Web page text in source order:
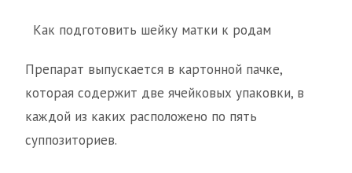
Как подготовить шейку матки к родам
Препарат выпускается в картонной пачке,
которая содержит две ячейковых упаковки, в
каждой из каких расположено по пять
суппозиториев.